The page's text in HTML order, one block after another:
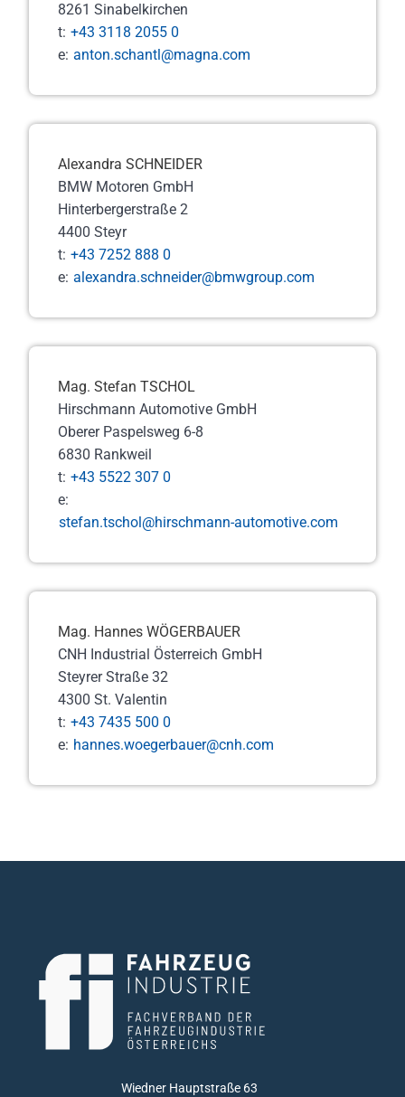
8261 Sinabelkirchen
t: +43 3118 2055 0
e: anton.schantl@magna.com
Alexandra SCHNEIDER
BMW Motoren GmbH
Hinterbergerstraße 2
4400 Steyr
t: +43 7252 888 0
e: alexandra.schneider@bmwgroup.com
Mag. Stefan TSCHOL
Hirschmann Automotive GmbH
Oberer Paspelsweg 6-8
6830 Rankweil
t: +43 5522 307 0
e:
stefan.tschol@hirschmann-automotive.com
Mag. Hannes WÖGERBAUER
CNH Industrial Österreich GmbH
Steyrer Straße 32
4300 St. Valentin
t: +43 7435 500 0
e: hannes.woegerbauer@cnh.com
Wiedner Hauptstraße 63